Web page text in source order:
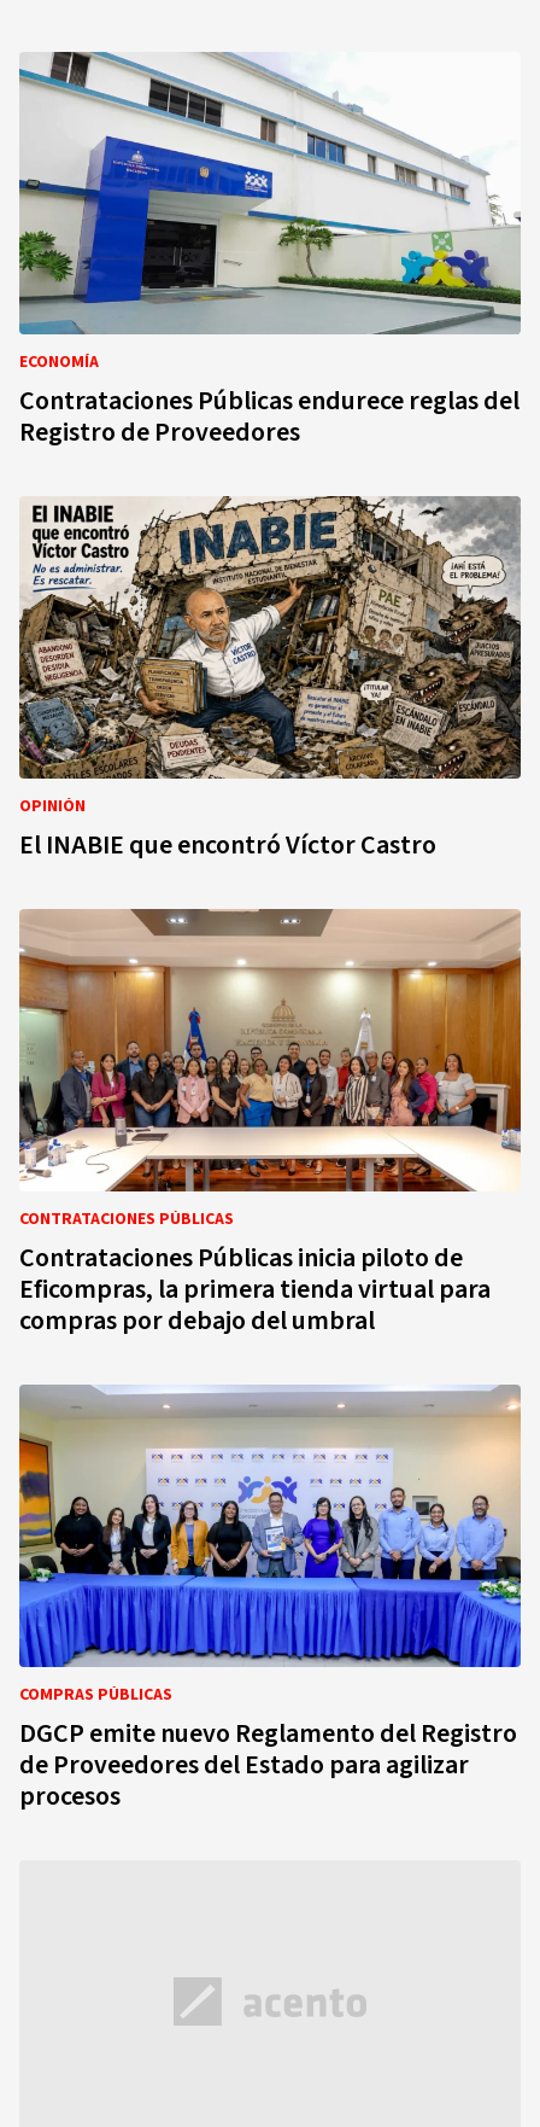
ECONOMÍA
Contrataciones Públicas endurece reglas del
Registro de Proveedores
OPINIÓN
El INABIE que encontró Víctor Castro
CONTRATACIONES PÚBLICAS
Contrataciones Públicas inicia piloto de
Eficompras, la primera tienda virtual para
compras por debajo del umbral
COMPRAS PÚBLICAS
DGCP emite nuevo Reglamento del Registro
de Proveedores del Estado para agilizar
procesos